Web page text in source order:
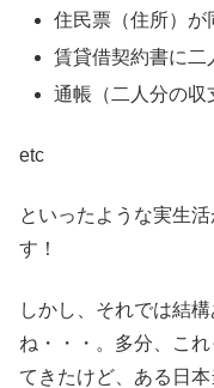
住民票（住所）が
賃貸借契約書に二
通帳（二人分の収
etc
といったような実生
す！
しかし、それでは結
ね・・・。多分、こ
てきたけど、ある日